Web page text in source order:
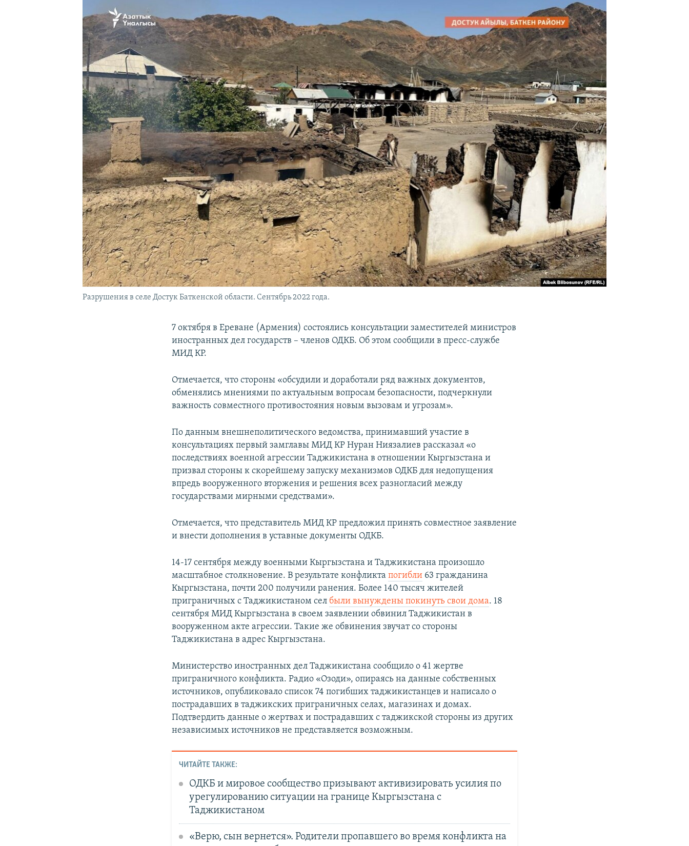
Разрушения в селе Достук Баткенской области. Сентябрь 2022 года.
7 октября в Ереване (Армения) состоялись консультации заместителей министров
иностранных дел государств – членов ОДКБ. Об этом сообщили в пресс-службе
МИД КР.
Отмечается, что стороны «обсудили и доработали ряд важных документов,
обменялись мнениями по актуальным вопросам безопасности, подчеркнули
важность совместного противостояния новым вызовам и угрозам».
По данным внешнеполитического ведомства, принимавший участие в
консультациях первый замглавы МИД КР Нуран Ниязалиев рассказал «о
последствиях военной агрессии Таджикистана в отношении Кыргызстана и
призвал стороны к скорейшему запуску механизмов ОДКБ для недопущения
впредь вооруженного вторжения и решения всех разногласий между
государствами мирными средствами».
Отмечается, что представитель МИД КР предложил принять совместное заявление
и внести дополнения в уставные документы ОДКБ.
14-17 сентября между военными Кыргызстана и Таджикистана произошло
масштабное столкновение. В результате конфликтапогибли 63 гражданина
Кыргызстана, почти 200 получили ранения. Более 140 тысяч жителей
приграничных с Таджикистаном сел были вынуждены покинуть свои дома. 18
сентября МИД Кыргызстана в своем заявлении обвинил Таджикистан в
вооруженном акте агрессии. Такие же обвинения звучат со стороны
Таджикистана в адрес Кыргызстана.
Министерство иностранных дел Таджикистана сообщило о 41 жертве
приграничного конфликта. Радио «Озоди», опираясь на данные собственных
источников, опубликовало список 74 погибших таджикистанцев и написало о
пострадавших в таджикских приграничных селах, магазинах и домах.
Подтвердить данные о жертвах и пострадавших с таджикской стороны из других
независимых источников не представляется возможным.
ЧИТАЙТЕ ТАКЖЕ:
ОДКБ и мировое сообщество призывают активизировать усилия по
урегулированию ситуации на границе Кыргызстана с
Таджикистаном
«Верю, сын вернется». Родители пропавшего во время конфликта на